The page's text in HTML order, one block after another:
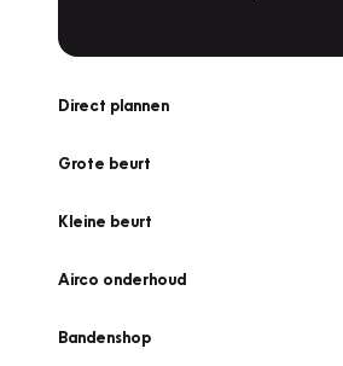
Direct plannen
Grote beurt
Kleine beurt
Airco onderhoud
Bandenshop